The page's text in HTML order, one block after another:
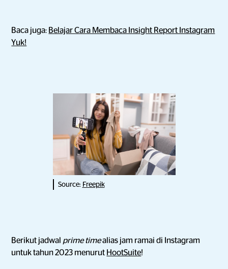
Baca juga: Belajar Cara Membaca Insight Report Instagram
Yuk!
Source: Freepik
Berikut jadwal prime timealias jam ramai di Instagram
untuk tahun 2023 menurut HootSuite!